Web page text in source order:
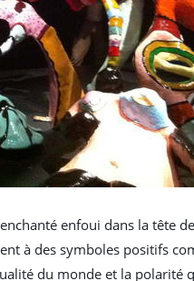
enfoui dans la tête
à des symboles positifs
du monde et la polarité